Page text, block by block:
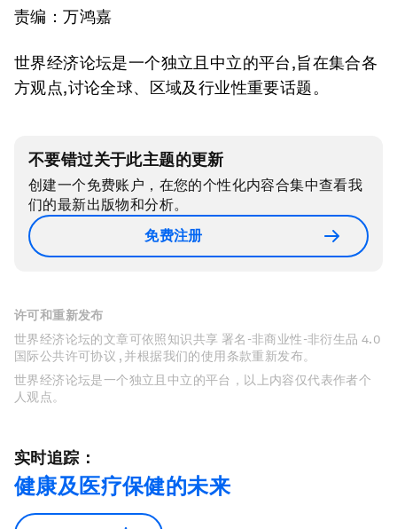
责编：万鸿嘉
世界经济论坛是一个独立且中立的平台,旨在集合各
方观点,讨论全球、区域及行业性重要话题。
不要错过关于此主题的更新
创建一个免费账户，在您的个性化内容合集中查看我
们的最新出版物和分析。
免费注册
许可和重新发布
世界经济论坛的文章可依照知识共享 署名-非商业性-非衍生品 4.0
国际公共许可协议 , 并根据我们的使用条款重新发布。
世界经济论坛是一个独立且中立的平台，以上内容仅代表作者个
人观点。
实时追踪：
健康及医疗保健的未来